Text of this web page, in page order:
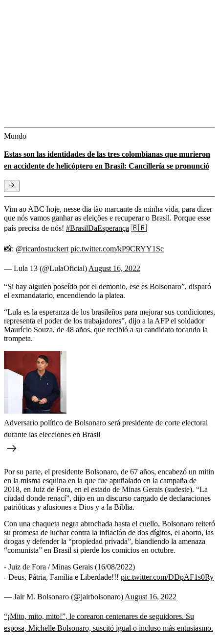
Mundo
Estas son las identidades de las tres colombianas que murieron
en accidente de helicóptero en Brasil: Cancillería se pronunció
Vim ao ABC hoje, nesse dia tão marcante da minha vida, para dizer
que nós vamos ganhar as eleições e recuperar o Brasil. Porque esse
país precisa de nós! #BrasilDaEsperança 🇧🇷
📸: @ricardostuckert pic.twitter.com/kP9CRYY1Sc
— Lula 13 (@LulaOficial) August 16, 2022
“Si hay alguien poseído por el demonio, ese es Bolsonaro”, disparó
el exmandatario, encendiendo la platea.
“Lula es la esperanza de los brasileños para mejorar sus condiciones,
representa el poder de los trabajadores”, dijo a la AFP el soldador
Maurício Souza, de 48 años, que recibió a su candidato tocando la
trompeta.
Adversario político de Bolsonaro será presidente de corte electoral
durante las elecciones en Brasil
Por su parte, el presidente Bolsonaro, de 67 años, encabezó un mitin
en la misma esquina en la que fue apuñalado en la campaña de
2018, en Juiz de Fora, en el estado de Minas Gerais (sudeste). “La
ciudad donde renací”, dijo en un discurso cargado de declaraciones
patrióticas y alusiones a Dios y a la Biblia.
Con una chaqueta negra abrochada hasta el cuello, Bolsonaro reiteró
su promesa de luchar contra la inflación de dos dígitos, el aborto, las
drogas y defender la “propiedad privada”, blandiendo la amenaza
“comunista” en Brasil si pierde los comicios en octubre.
- Juiz de Fora / Minas Gerais (16/08/2022)
- Deus, Pátria, Família e Liberdade!!! pic.twitter.com/DDpAF1s0Ry
— Jair M. Bolsonaro (@jairbolsonaro) August 16, 2022
“¡Mito, mito, mito!”, le corearon centenares de seguidores. Su
esposa, Michelle Bolsonaro, suscitó igual o incluso más entusiasmo.